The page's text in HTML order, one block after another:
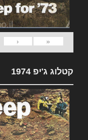
«
‹
קטלוג ג'יפ 1974